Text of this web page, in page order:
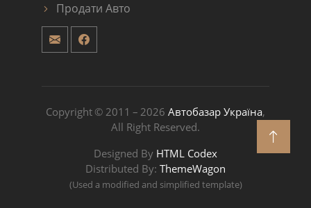
Продати Авто
Copyright © 2011 – 2026 Автобазар Україна,
All Right Reserved.
Designed By HTML Codex
Distributed By: ThemeWagon
(Used a modified and simplified template)